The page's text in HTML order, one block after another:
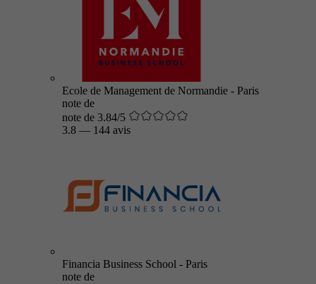
Ecole de Management de Normandie - Paris
note de
note de 3.84/5
3.8 — 144 avis
Financia Business School - Paris
note de